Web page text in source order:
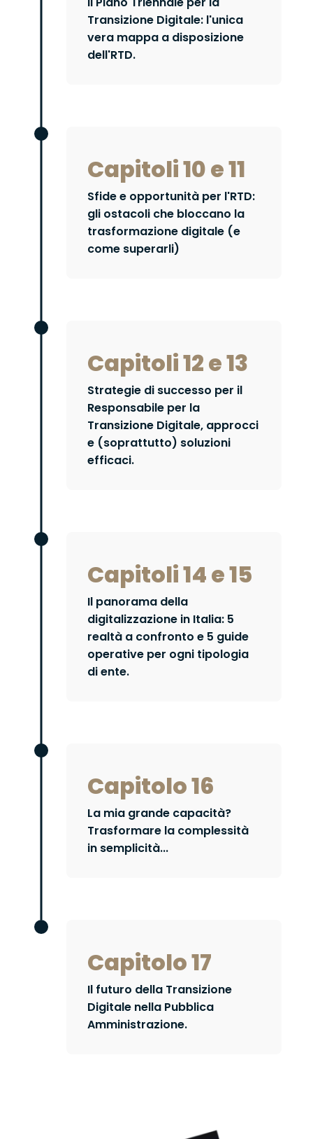
Transizione Digitale: l'unica
vera mappa a disposizione
dell'RTD.
Capitoli 10 e 11
Sfide e opportunità per l'RTD:
gli ostacoli che bloccano la
trasformazione digitale (e
come superarli)
Capitoli 12 e 13
Strategie di successo per il
Responsabile per la
Transizione Digitale, approcci
e (soprattutto) soluzioni
efficaci.
Capitoli 14 e 15
Il panorama della
digitalizzazione in Italia: 5
realtà a confronto e 5 guide
operative per ogni tipologia
di ente.
Capitolo 16
La mia grande capacità?
Trasformare la complessità
in semplicità...
Capitolo 17
Il futuro della Transizione
Digitale nella Pubblica
Amministrazione.